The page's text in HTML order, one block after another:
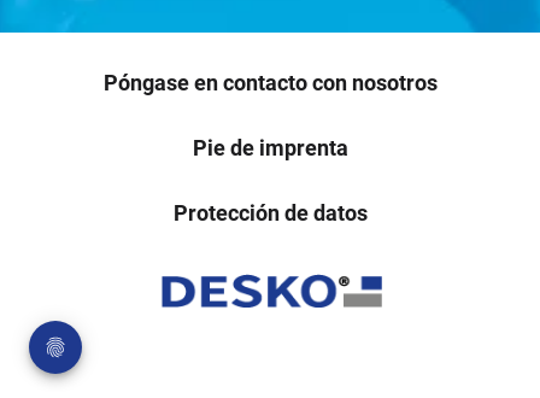
Póngase en contacto con nosotros
Pie de imprenta
Protección de datos